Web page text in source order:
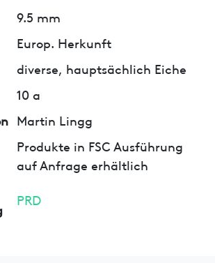
9.5 mm
Europ. Herkunft
diverse, hauptsächlich Eiche
10 a
Martin Lingg
Produkte in FSC Ausführung
auf Anfrage erhältlich
PRD